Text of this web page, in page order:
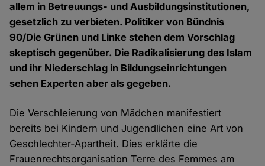
allem in Betreuungs- und Ausbildungsinstitutionen,
gesetzlich zu verbieten. Politiker von Bündnis
90/Die Grünen und Linke stehen dem Vorschlag
skeptisch gegenüber. Die Radikalisierung des Islam
und ihr Niederschlag in Bildungseinrichtungen
sehen Experten aber als gegeben.
Die Verschleierung von Mädchen manifestiert
bereits bei Kindern und Jugendlichen eine Art von
Geschlechter-Apartheit. Dies erklärte die
Frauenrechtsorganisation Terre des Femmes am